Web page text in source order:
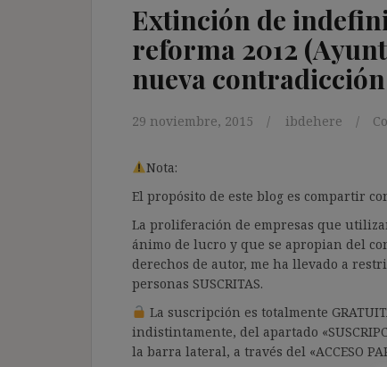
Extinción de
reforma 2012
nueva
29 noviembre, 2015 ibdehere
Nota:
El propósito de este blog es compartir
La proliferación de empresas que
ánimo de lucro y que se apropian del
derechos de autor, me ha llevado a
personas SUSCRITAS.
La suscripción es totalmente
indistintamente, del apartado
la barra lateral, a través del «ACCESO